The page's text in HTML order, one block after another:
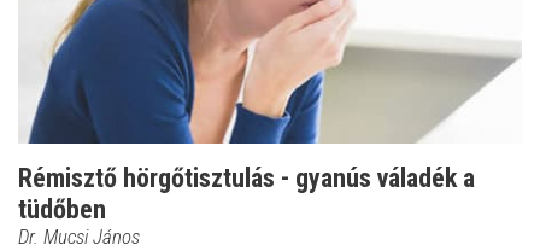
Rémisztő hörgőtisztulás - gyanús váladék a
tüdőben
Dr. Mucsi János